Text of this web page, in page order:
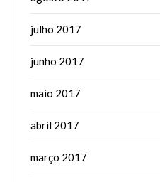
julho 2017
junho 2017
maio 2017
abril 2017
março 2017